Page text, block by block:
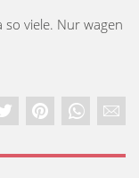
so viele. Nur wagen